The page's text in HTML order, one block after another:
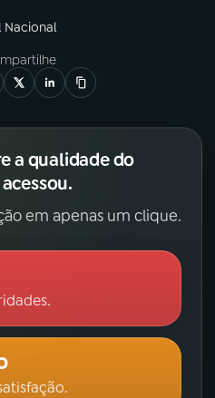
Nacional
a qualidade do
em apenas um clique.